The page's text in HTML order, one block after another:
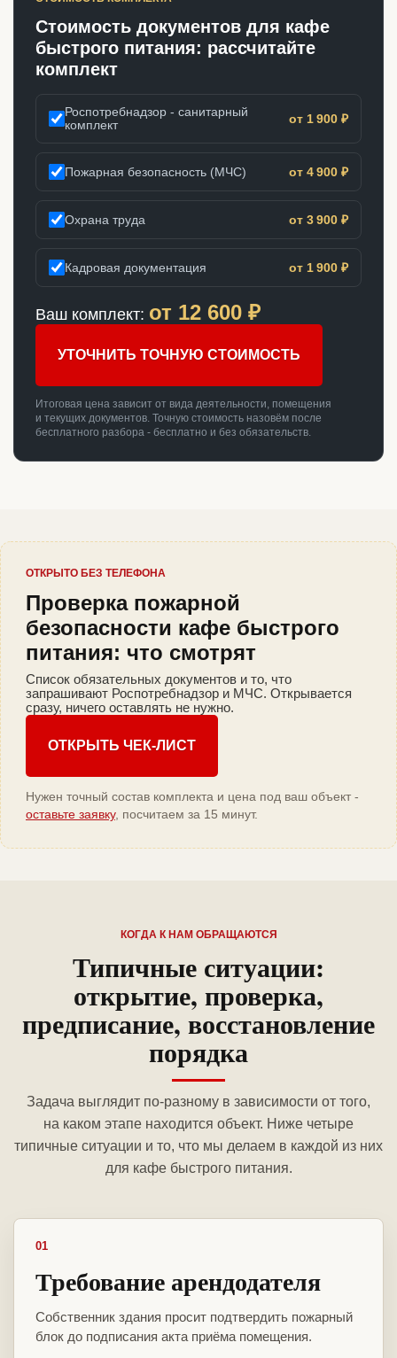
Стоимость документов для кафе
быстрого питания: рассчитайте
комплект
Роспотребнадзор - санитарный
комплект
от 1 900 ₽
Пожарная безопасность (МЧС) от 4 900 ₽
Охрана труда от 3 900 ₽
Кадровая документация от 1 900 ₽
Ваш комплект: от 12 600 ₽
УТОЧНИТЬ ТОЧНУЮ СТОИМОСТЬ
Итоговая цена зависит от вида деятельности, помещения
и текущих документов. Точную стоимость назовём после
бесплатного разбора - бесплатно и без обязательств.
ОТКРЫТО БЕЗ ТЕЛЕФОНА
Проверка пожарной
безопасности кафе быстрого
питания: что смотрят
Список обязательных документов и то, что
запрашивают Роспотребнадзор и МЧС. Открывается
сразу, ничего оставлять не нужно.
ОТКРЫТЬ ЧЕК-ЛИСТ
Нужен точный состав комплекта и цена под ваш объект -
оставьте заявку, посчитаем за 15 минут.
КОГДА К НАМ ОБРАЩАЮТСЯ
Типичные ситуации:
открытие, проверка,
предписание, восстановление
порядка
Задача выглядит по-разному в зависимости от того,
на каком этапе находится объект. Ниже четыре
типичные ситуации и то, что мы делаем в каждой из них
для кафе быстрого питания.
01
Требование арендодателя
Собственник здания просит подтвердить пожарный
блок до подписания акта приёма помещения.